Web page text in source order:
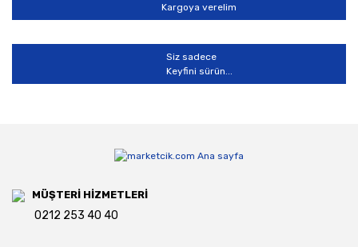
Kargoya verelim
Siz sadece
Keyfini sürün...
MÜŞTERİ HİZMETLERİ
0212 253 40 40